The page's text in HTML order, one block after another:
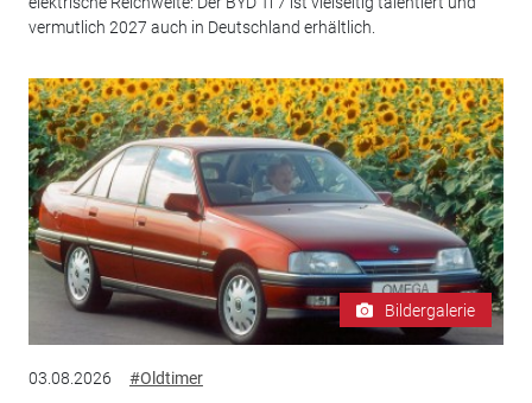
vermutlich 2027 auch in Deutschland erhältlich.
Bildergalerie
03.08.2026 #Oldtimer